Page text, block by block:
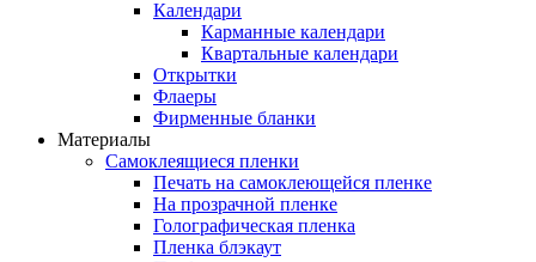
Календари
Карманные календари
Квартальные календари
Открытки
Флаеры
Фирменные бланки
Материалы
Самоклеящиеся пленки
Печать на самоклеющейся пленке
На прозрачной пленке
Голографическая пленка
Пленка блэкаут